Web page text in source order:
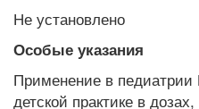
Не установлено
Особые указания
Применение в педиатрии
детской практике в